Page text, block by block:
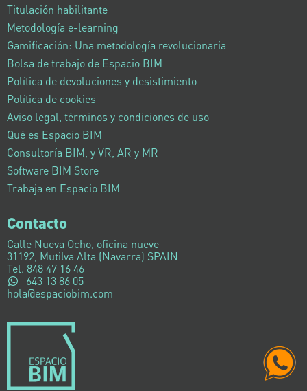
Titulación habilitante
Metodología e-learning
Gamificación: Una metodología revolucionaria
Bolsa de trabajo de Espacio BIM
Política de devoluciones y desistimiento
Política de cookies
Aviso legal, términos y condiciones de uso
Qué es Espacio BIM
Consultoría BIM, y VR, AR y MR
Software BIM Store
Trabaja en Espacio BIM
Contacto
Calle Nueva Ocho, oficina nueve
31192, Mutilva Alta (Navarra) SPAIN
Tel. 848 47 16 46
643 13 86 05
hola@espaciobim.com